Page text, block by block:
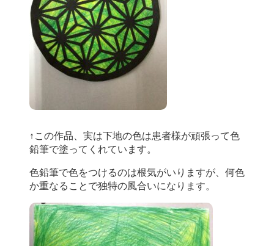
↑この作品、実は下地の色は患者様が頑張って色
鉛筆で塗ってくれています。
色鉛筆で色をつけるのは根気がいりますが、何色
か重なることで独特の風合いになります。